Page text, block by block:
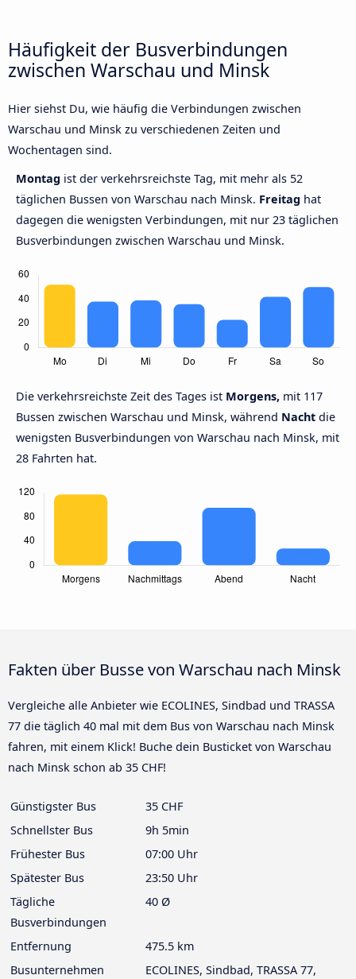
Häufigkeit der Busverbindungen
zwischen Warschau und Minsk
Hier siehst Du, wie häufig die Verbindungen zwischen
Warschau und Minsk zu verschiedenen Zeiten und
Wochentagen sind.
Montag ist der verkehrsreichste Tag, mit mehr als 52
täglichen Bussen von Warschau nach Minsk. Freitag hat
dagegen die wenigsten Verbindungen, mit nur 23 täglichen
Busverbindungen zwischen Warschau und Minsk.
Die verkehrsreichste Zeit des Tages ist Morgens, mit 117
Bussen zwischen Warschau und Minsk, während Nacht die
wenigsten Busverbindungen von Warschau nach Minsk, mit
28 Fahrten hat.
Fakten über Busse von Warschau nach Minsk
Vergleiche alle Anbieter wie ECOLINES, Sindbad und TRASSA
77 die täglich 40 mal mit dem Bus von Warschau nach Minsk
fahren, mit einem Klick! Buche dein Busticket von Warschau
nach Minsk schon ab 35 CHF!
Günstigster Bus
35 CHF
Schnellster Bus
9h 5min
Frühester Bus
07:00 Uhr
Spätester Bus
23:50 Uhr
Tägliche
Busverbindungen
40 Ø
Entfernung
475.5 km
Busunternehmen
ECOLINES, Sindbad, TRASSA 77,